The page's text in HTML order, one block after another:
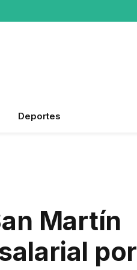
Deportes
Martín
por